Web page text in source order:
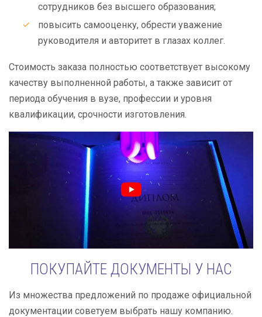
сотрудников без высшего образования;
повысить самооценку, обрести уважение
руководителя и авторитет в глазах коллег.
Стоимость заказа полностью соответствует высокому
качеству выполненной работы, а также зависит от
периода обучения в вузе, профессии и уровня
квалификации, срочности изготовления.
ПОКУПАЙТЕ ДОКУМЕНТЫ У НАС
Из множества предложений по продаже официальной
документации советуем выбрать нашу компанию.